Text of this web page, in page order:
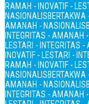
RAMAH - INOVATIF -
NASIONALIS
AMANAH - NASIONALIS
INTEGRITAS - AMANAH
LESTARI - INTEGRITAS
INOVATIF - LESTARI -
RAMAH - INOVATIF -
NASIONALIS
AMANAH - NASIONALIS
INTEGRITAS - AMANAH